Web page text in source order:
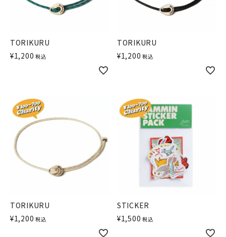
TORIKURU
¥1,200 税込
TORIKURU
¥1,200 税込
TORIKURU
¥1,200 税込
STICKER
¥1,500 税込